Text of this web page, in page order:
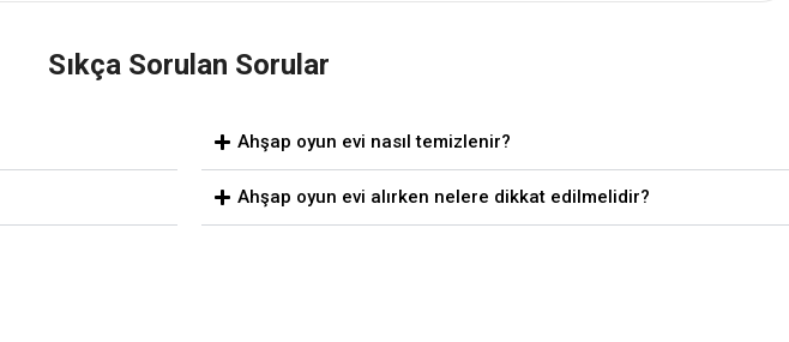
Sıkça Sorulan Sorular
Ahşap oyun evi nasıl temizlenir?
Ahşap oyun evi alırken nelere dikkat edilmelidir?